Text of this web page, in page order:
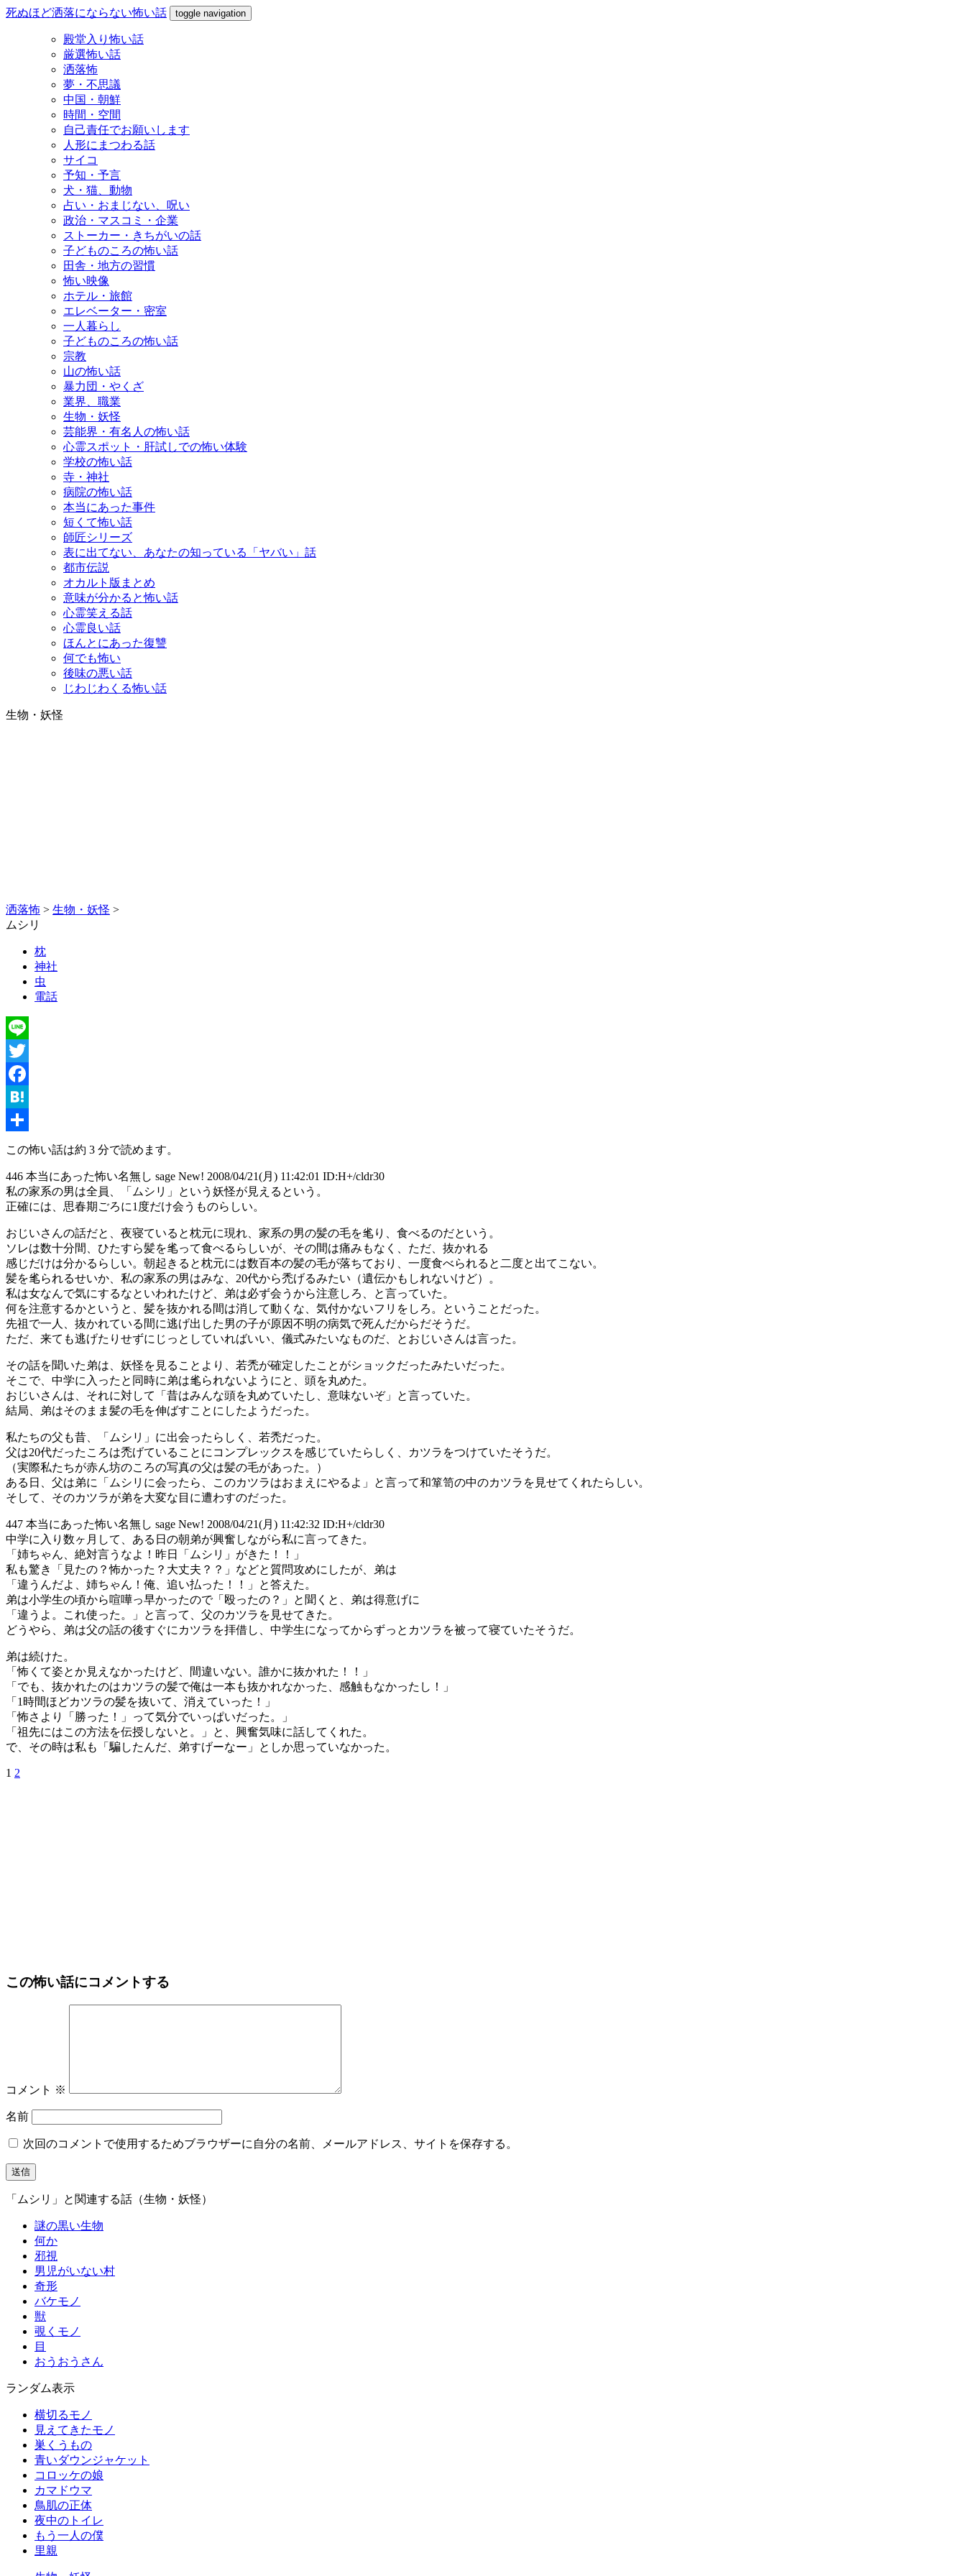
死ぬほど洒落にならない怖い話 toggle navigation
殿堂入り怖い話
厳選怖い話
洒落怖
夢・不思議
中国・朝鮮
時間・空間
自己責任でお願いします
人形にまつわる話
サイコ
予知・予言
犬・猫、動物
占い・おまじない、呪い
政治・マスコミ・企業
ストーカー・きちがいの話
子どものころの怖い話
田舎・地方の習慣
怖い映像
ホテル・旅館
エレベーター・密室
一人暮らし
子どものころの怖い話
宗教
山の怖い話
暴力団・やくざ
業界、職業
生物・妖怪
芸能界・有名人の怖い話
心霊スポット・肝試しでの怖い体験
学校の怖い話
寺・神社
病院の怖い話
本当にあった事件
短くて怖い話
師匠シリーズ
表に出てない、あなたの知っている「ヤバい」話
都市伝説
オカルト版まとめ
意味が分かると怖い話
心霊笑える話
心霊良い話
ほんとにあった復讐
何でも怖い
後味の悪い話
じわじわくる怖い話
生物・妖怪
洒落怖 > 生物・妖怪 >
ムシリ
枕
神社
虫
電話
Line
Twitter
Facebook
Hatena
この怖い話は約 3 分で読めます。
446 本当にあった怖い名無し sage New! 2008/04/21(月) 11:42:01 ID:H+/cldr30
私の家系の男は全員、「ムシリ」という妖怪が見えるという。
正確には、思春期ごろに1度だけ会うものらしい。
おじいさんの話だと、夜寝ていると枕元に現れ、家系の男の髪の毛を毟り、食べるのだという。
ソレは数十分間、ひたすら髪を毟って食べるらしいが、その間は痛みもなく、ただ、抜かれる
感じだけは分かるらしい。朝起きると枕元には数百本の髪の毛が落ちており、一度食べられると二度と出てこない。
髪を毟られるせいか、私の家系の男はみな、20代から禿げるみたい（遺伝かもしれないけど）。
私は女なんで気にするなといわれたけど、弟は必ず会うから注意しろ、と言っていた。
何を注意するかというと、髪を抜かれる間は消して動くな、気付かないフリをしろ。ということだった。
先祖で一人、抜かれている間に逃げ出した男の子が原因不明の病気で死んだからだそうだ。
ただ、来ても逃げたりせずにじっとしていればいい、儀式みたいなものだ、とおじいさんは言った。
その話を聞いた弟は、妖怪を見ることより、若禿が確定したことがショックだったみたいだった。
そこで、中学に入ったと同時に弟は毟られないようにと、頭を丸めた。
おじいさんは、それに対して「昔はみんな頭を丸めていたし、意味ないぞ」と言っていた。
結局、弟はそのまま髪の毛を伸ばすことにしたようだった。
私たちの父も昔、「ムシリ」に出会ったらしく、若禿だった。
父は20代だったころは禿げていることにコンプレックスを感じていたらしく、カツラをつけていたそうだ。
（実際私たちが赤ん坊のころの写真の父は髪の毛があった。）
ある日、父は弟に「ムシリに会ったら、このカツラはおまえにやるよ」と言って和箪笥の中のカツラを見せてくれたらしい。
そして、そのカツラが弟を大変な目に遭わすのだった。
447 本当にあった怖い名無し sage New! 2008/04/21(月) 11:42:32 ID:H+/cldr30
中学に入り数ヶ月して、ある日の朝弟が興奮しながら私に言ってきた。
「姉ちゃん、絶対言うなよ！昨日「ムシリ」がきた！！」
私も驚き「見たの？怖かった？大丈夫？？」などと質問攻めにしたが、弟は
「違うんだよ、姉ちゃん！俺、追い払った！！」と答えた。
弟は小学生の頃から喧嘩っ早かったので「殴ったの？」と聞くと、弟は得意げに
「違うよ。これ使った。」と言って、父のカツラを見せてきた。
どうやら、弟は父の話の後すぐにカツラを拝借し、中学生になってからずっとカツラを被って寝ていたそうだ。
弟は続けた。
「怖くて姿とか見えなかったけど、間違いない。誰かに抜かれた！！」
「でも、抜かれたのはカツラの髪で俺は一本も抜かれなかった、感触もなかったし！」
「1時間ほどカツラの髪を抜いて、消えていった！」
「怖さより「勝った！」って気分でいっぱいだった。」
「祖先にはこの方法を伝授しないと。」と、興奮気味に話してくれた。
で、その時は私も「騙したんだ、弟すげーなー」としか思っていなかった。
1 2
この怖い話にコメントする
コメント ※
名前
次回のコメントで使用するためブラウザーに自分の名前、メールアドレス、サイトを保存する。
「ムシリ」と関連する話（生物・妖怪）
謎の黒い生物
何か
邪視
男児がいない村
奇形
バケモノ
獣
覗くモノ
目
おうおうさん
ランダム表示
横切るモノ
見えてきたモノ
巣くうもの
青いダウンジャケット
コロッケの娘
カマドウマ
鳥肌の正体
夜中のトイレ
もう一人の僕
里親